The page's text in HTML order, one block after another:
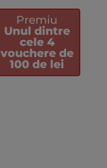
Premiu
Unul dintre
cele 4
vouchere de
100 de lei